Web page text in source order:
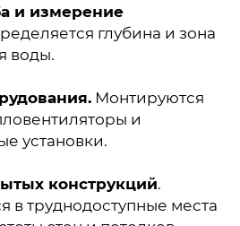
и измерение
глубина и зона
воды.
Монтируются
и
установки.
конструкций.
в труднодоступные места